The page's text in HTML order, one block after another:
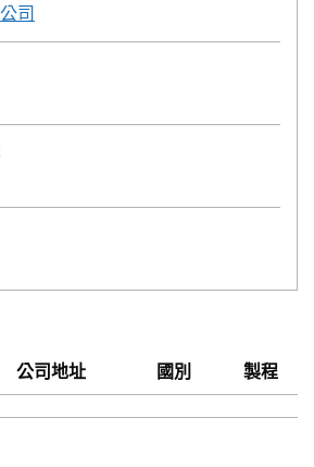
司
公司地址 國別 製程